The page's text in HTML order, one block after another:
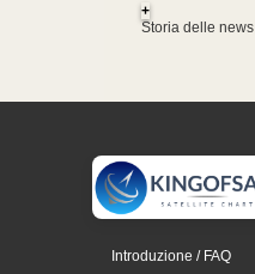
+
Storia delle news
Introduzione / FAQ